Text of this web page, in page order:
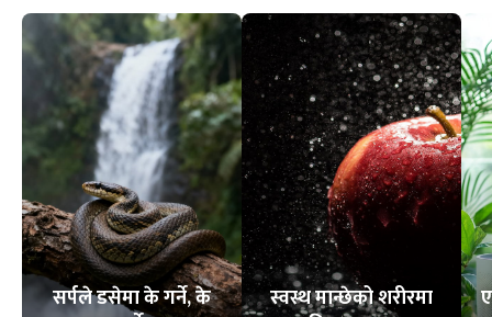
सर्पले डसेमा के गर्ने, के
स्वस्थ मान्छेको शरीरमा